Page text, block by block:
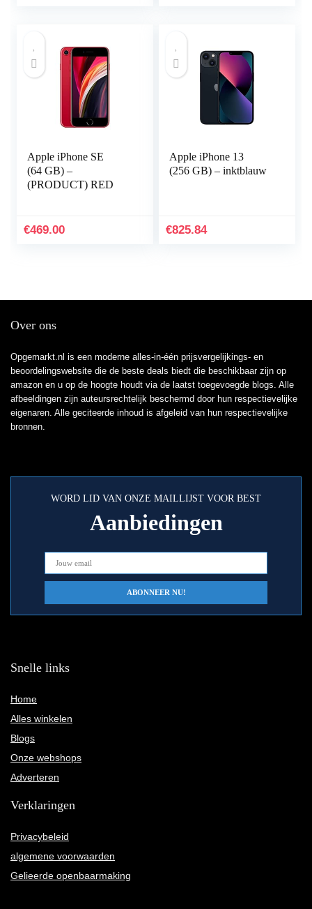
Apple iPhone SE
(64 GB) –
(PRODUCT) RED
€469.00
Apple iPhone 13
(256 GB) – inktblauw
€825.84
Over ons
Opgemarkt.nl is een moderne alles-in-één prijsvergelijkings- en
beoordelingswebsite die de beste deals biedt die beschikbaar zijn op
amazon en u op de hoogte houdt via de laatst toegevoegde blogs. Alle
afbeeldingen zijn auteursrechtelijk beschermd door hun respectievelijke
eigenaren. Alle geciteerde inhoud is afgeleid van hun respectievelijke
bronnen.
WORD LID VAN ONZE MAILLIJST VOOR BEST
Aanbiedingen
Snelle links
Home
Alles winkelen
Blogs
Onze webshops
Adverteren
Verklaringen
Privacybeleid
algemene voorwaarden
Gelieerde openbaarmaking